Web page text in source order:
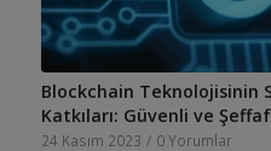
Blockchain Teknolojisinin
Katkıları: Güvenli ve
24 Kasım 2023 / 0 Yorumlar